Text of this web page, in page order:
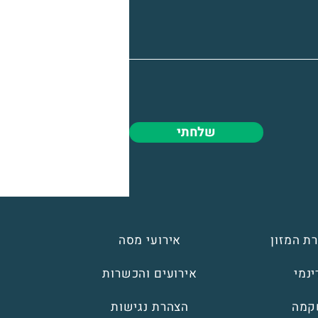
שלחתי
אירועי מסה
אירועים והכשרות
הצהרת נגישות
המזון